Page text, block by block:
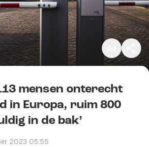
Standaard
Kopieer link
mensen onterecht
in Europa, ruim 800
in de bak’
2023 05:55